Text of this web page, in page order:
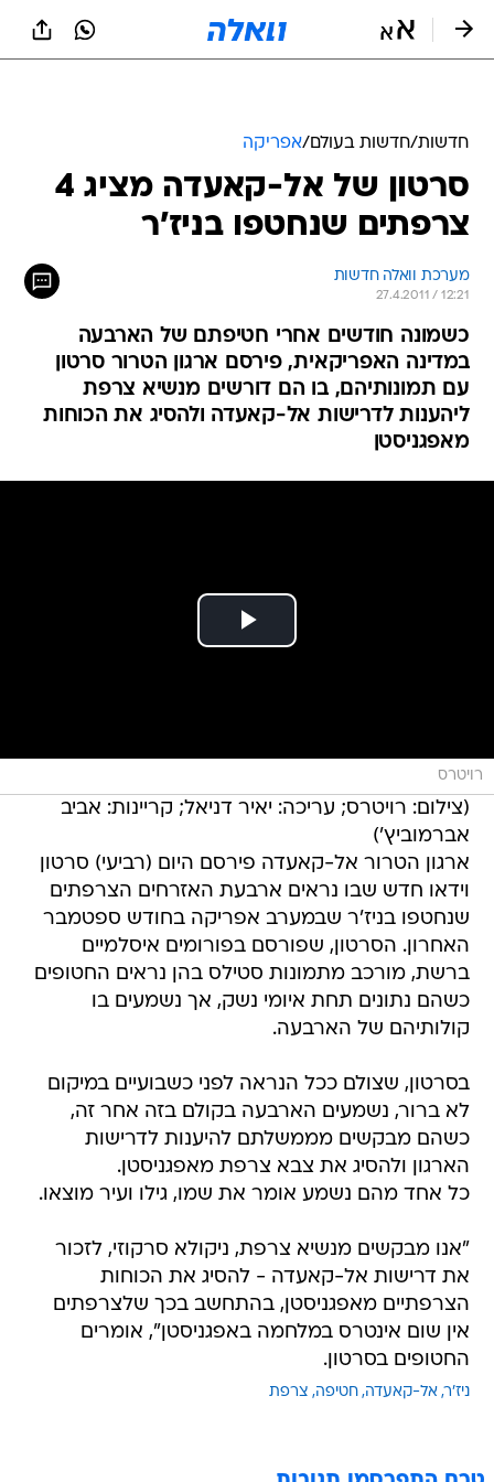
חדשות/חדשות בעולם/אפריקה
סרטון של אל-קאעדה מציג 4
צרפתים שנחטפו בניז'ר
מערכת וואלה חדשות
27.4.2011 / 12:21
כשמונה חודשים אחרי חטיפתם של הארבעה
במדינה האפריקאית, פירסם ארגון הטרור סרטון
עם תמונותיהם, בו הם דורשים מנשיא צרפת
ליהענות לדרישות אל-קאעדה ולהסיג את הכוחות
מאפגניסטן
רויטרס
(צילום: רויטרס; עריכה: יאיר דניאל; קריינות: אביב
אברמוביץ')
ארגון הטרור אל-קאעדה פירסם היום (רביעי) סרטון
וידאו חדש שבו נראים ארבעת האזרחים הצרפתים
שנחטפו בניז'ר שבמערב אפריקה בחודש ספטמבר
האחרון. הסרטון, שפורסם בפורומים איסלמיים
ברשת, מורכב מתמונות סטילס בהן נראים החטופים
כשהם נתונים תחת איומי נשק, אך נשמעים בו
קולותיהם של הארבעה.
בסרטון, שצולם ככל הנראה לפני כשבועיים במיקום
לא ברור, נשמעים הארבעה בקולם בזה אחר זה,
כשהם מבקשים מממשלתם להיענות לדרישות
הארגון ולהסיג את צבא צרפת מאפגניסטן.
כל אחד מהם נשמע אומר את שמו, גילו ועיר מוצאו.
"אנו מבקשים מנשיא צרפת, ניקולא סרקוזי, לזכור
את דרישות אל-קאעדה - להסיג את הכוחות
הצרפתיים מאפגניסטן, בהתחשב בכך שלצרפתים
אין שום אינטרס במלחמה באפגניסטן", אומרים
החטופים בסרטון.
ניז'ר אל-קאעדה חטיפה צרפת